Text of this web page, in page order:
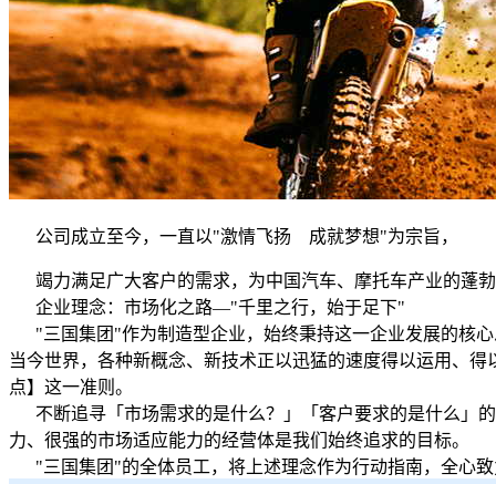
公司成立至今，一直以"激情飞扬 成就梦想"为宗旨，
竭力满足广大客户的需求，为中国汽车、摩托车产业的蓬
企业理念：市场化之路—"千里之行，始于足下"
"三国集团"作为制造型企业，始终秉持这一企业发展的核
当今世界，各种新概念、新技术正以迅猛的速度得以运用、
点】这一准则。
不断追寻「市场需求的是什么？」「客户要求的是什么」
力、很强的市场适应能力的经营体是我们始终追求的目标。
"三国集团"的全体员工，将上述理念作为行动指南，全心